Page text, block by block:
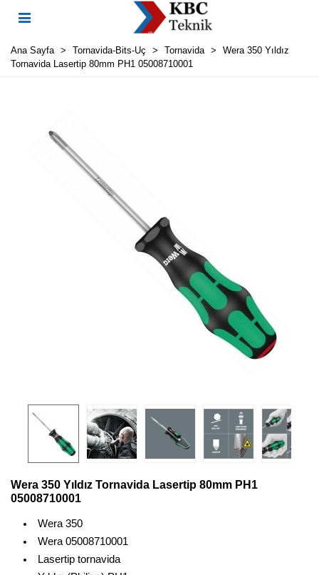
Ana Sayfa > Tornavida-Bits-Uç > Tornavida >
Wera 350 Yıldız
Tornavida Lasertip 80mm PH1 05008710001
Wera 350 Yıldız Tornavida Lasertip 80mm PH1
05008710001
Wera 350
Wera 05008710001
Lasertip tornavida